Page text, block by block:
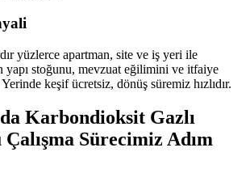
yüzlerce apartman, site ve iş yeri ile
yapı stoğunu, mevzuat eğilimini ve itfaiye
keşif ücretsiz, dönüş süremiz hızlıdır.
Karbondioksit Gazlı
Çalışma Sürecimiz Adım